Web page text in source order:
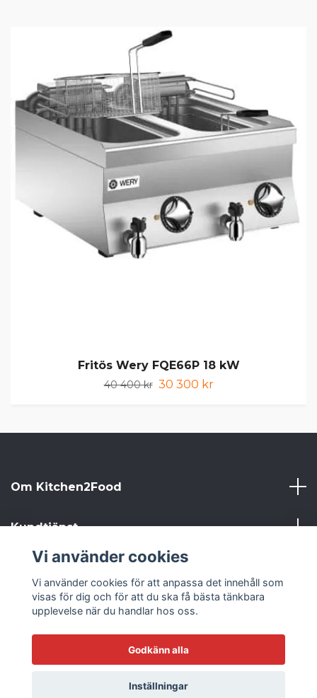
Fritös Wery FQE66P 18 kW
40 400 kr 30 300 kr
Om Kitchen2Food
Kundtjänst
Kitchen2Food
Sociala medier
© 2026 Kitchen2Food
Vi använder cookies
Vi använder cookies för att anpassa det innehåll som
visas för dig och för att du ska få bästa tänkbara
upplevelse när du handlar hos oss.
Godkänn alla
Inställningar